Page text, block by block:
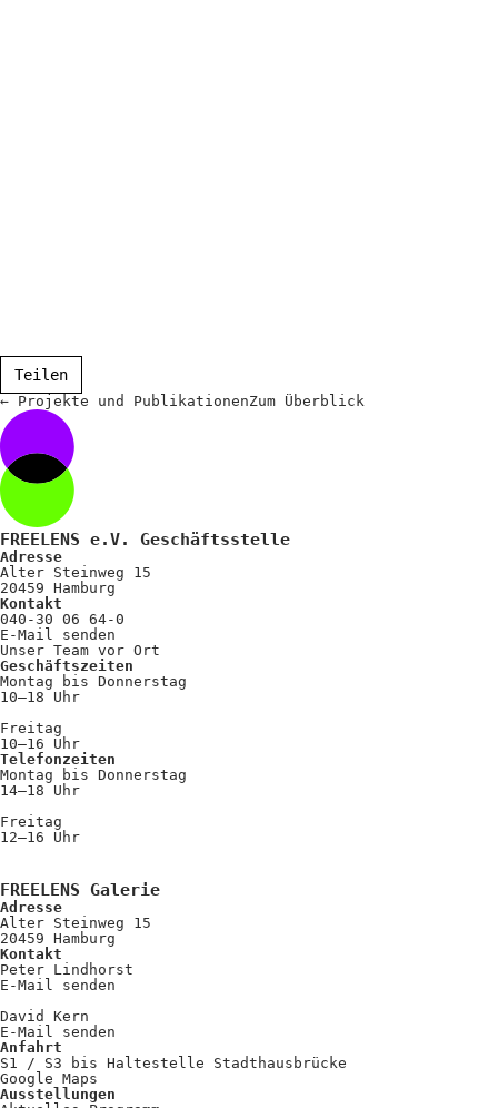
Teilen
← Projekte und PublikationenZum Überblick
FREELENS e.V. Geschäftsstelle
Adresse
Alter Steinweg 15
20459 Hamburg
Kontakt
040-30 06 64-0
E-Mail senden
Unser Team vor Ort
Geschäftszeiten
Montag bis Donnerstag
10–18 Uhr
Freitag
10–16 Uhr
Telefonzeiten
Montag bis Donnerstag
14–18 Uhr
Freitag
12–16 Uhr
FREELENS Galerie
Adresse
Alter Steinweg 15
20459 Hamburg
Kontakt
Peter Lindhorst
E-Mail senden
David Kern
E-Mail senden
Anfahrt
S1 / S3 bis Haltestelle Stadthausbrücke
Google Maps
Ausstellungen